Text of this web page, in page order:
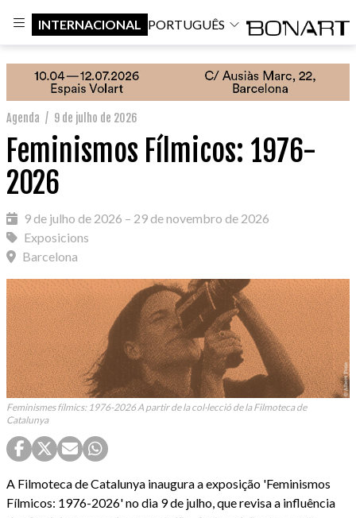
INTERNACIONAL PORTUGUÊS
Agenda / 9 de julho de 2026
Feminismos Fílmicos: 1976-
2026
9 de julho de 2026 – 29 de novembro de 2026
Exposicions
Barcelona
Feminismes fílmics: 1976-2026 A partir de la col·lecció de la Filmoteca de
Catalunya
A Filmoteca de Catalunya inaugura a exposição 'Feminismos
Fílmicos: 1976-2026' no dia 9 de julho, que revisa a influência